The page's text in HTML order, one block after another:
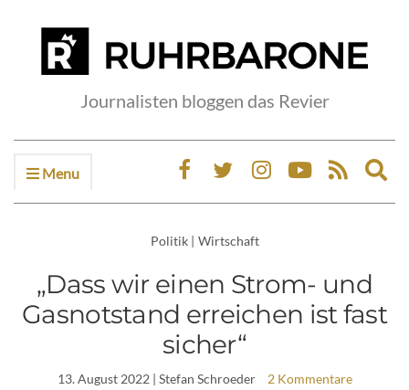
Journalisten bloggen das Revier
Menu
Politik | Wirtschaft
„Dass wir einen Strom- und
Gasnotstand erreichen ist fast
sicher“
13. August 2022| Stefan Schroeder 2 Kommentare